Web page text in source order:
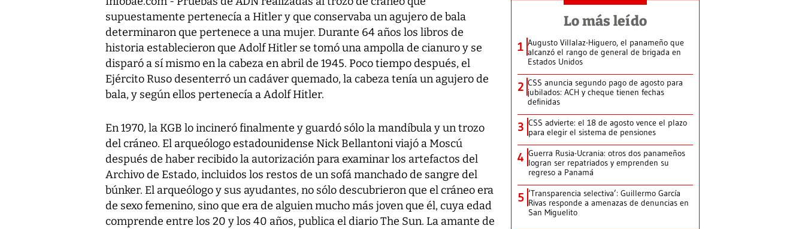
supuestamente pertenecía a Hitler y que conservaba un agujero de bala
determinaron que pertenece a una mujer. Durante 64 años los libros de
historia establecieron que Adolf Hitler se tomó una ampolla de cianuro y se
disparó a sí mismo en la cabeza en abril de 1945. Poco tiempo después, el
Ejército Ruso desenterró un cadáver quemado, la cabeza tenía un agujero de
bala, y según ellos pertenecía a Adolf Hitler.
En 1970, la KGB lo incineró finalmente y guardó sólo la mandíbula y un trozo
del cráneo. El arqueólogo estadounidense Nick Bellantoni viajó a Moscú
después de haber recibido la autorización para examinar los artefactos del
Archivo de Estado, incluidos los restos de un sofá manchado de sangre del
búnker. El arqueólogo y sus ayudantes, no sólo descubrieron que el cráneo era
de sexo femenino, sino que era de alguien mucho más joven que él, cuya edad
comprende entre los 20 y los 40 años, publica el diario The Sun. La amante de
Lo más leído
1 Augusto Villalaz-Higuero, el panameño que
alcanzó el rango de general de brigada en
Estados Unidos
2 CSS anuncia segundo pago de agosto para
jubilados: ACH y cheque tienen fechas
definidas
3 CSS advierte: el 18 de agosto vence el plazo
para elegir el sistema de pensiones
4 Guerra Rusia-Ucrania: otros dos panameños
logran ser repatriados y emprenden su
regreso a Panamá
5 ‘Transparencia selectiva’: Guillermo García
Rivas responde a amenazas de denuncias en
San Miguelito